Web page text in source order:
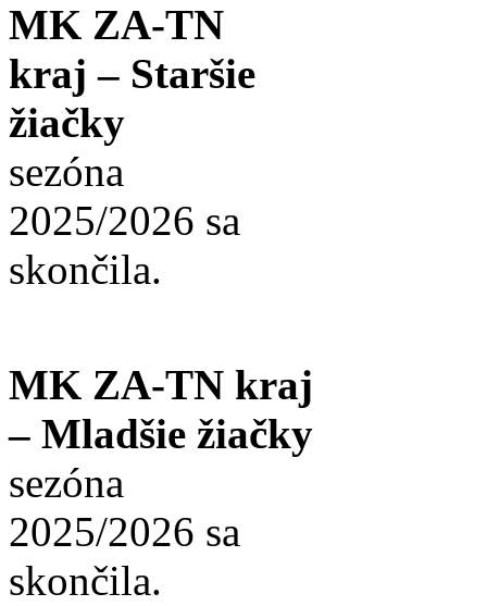
MK ZA-TN
kraj – Staršie
žiačky
sezóna
2025/2026 sa
skončila.
MK ZA-TN kraj
– Mladšie žiačky
sezóna
2025/2026 sa
skončila.